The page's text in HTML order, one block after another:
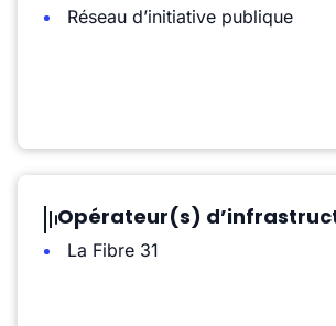
Réseau d’initiative publique
Opérateur(s)
La Fibre 31